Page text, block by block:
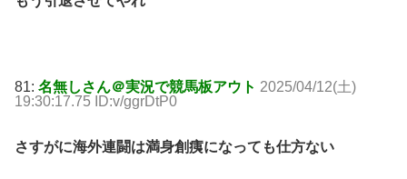
81: 名無しさん＠実況で競馬板アウト 2025/04/12(土)
19:30:17.75 ID:v/ggrDtP0
さすがに海外連闘は満身創痍になっても仕方ない